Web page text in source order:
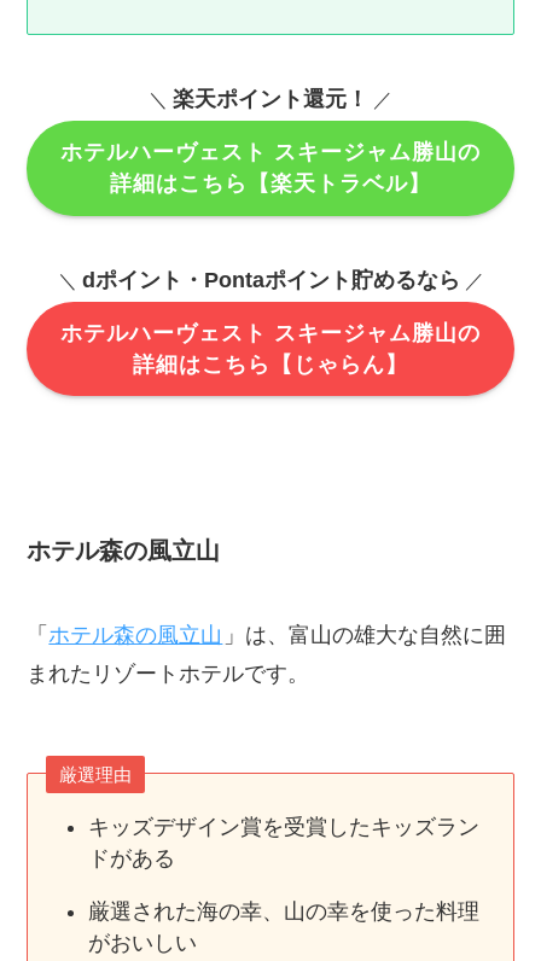
＼ 楽天ポイント還元！ ／
ホテルハーヴェスト スキージャム勝山の
詳細はこちら【楽天トラベル】
＼ dポイント・Pontaポイント貯めるなら ／
ホテルハーヴェスト スキージャム勝山の
詳細はこちら【じゃらん】
ホテル森の風立山
「 ホテル森の風立山 」は、富山の雄大な自然に囲
まれたリゾートホテルです。
厳選理由
キッズデザイン賞を受賞したキッズラン
ドがある
厳選された海の幸、山の幸を使った料理
がおいしい